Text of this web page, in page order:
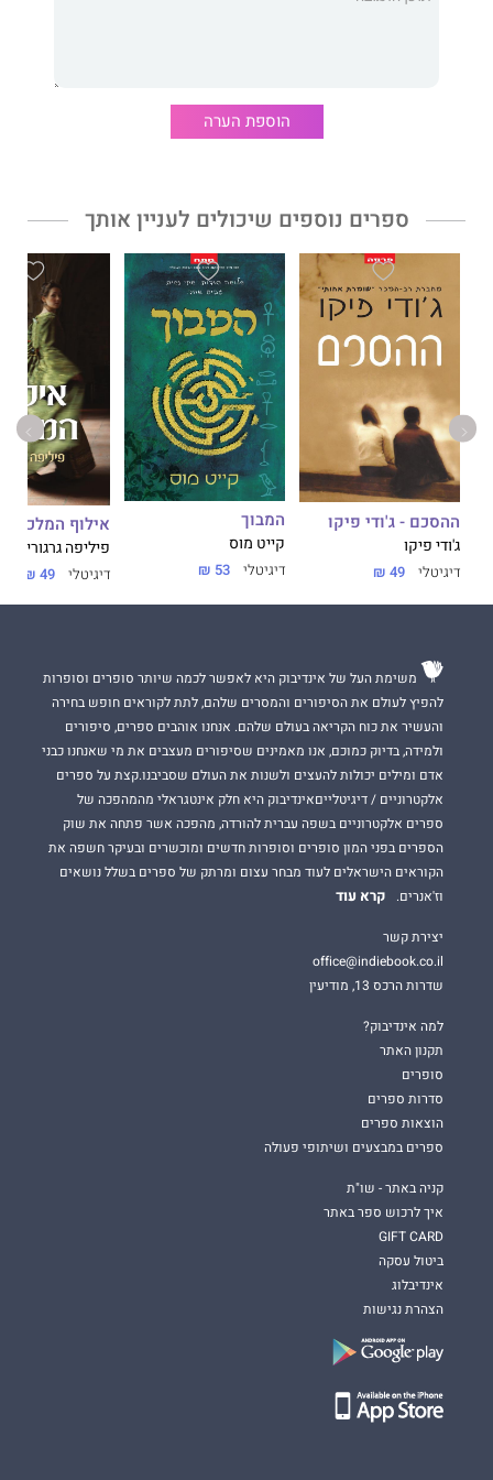
נישואיה לדוכס מגלוֹסטֵר, אבל בחירתה תוביל אותה במסלול התנגשות
למדה היסטוריה באוניברסיטת סָאסֶקס ואת הדוקטורט שלה קיבלה
מאוניברסיטת אדינבורו, הייתה בין מקימי פרס אורנג'. אתם מוזמנים
www.PhilippaGregory.com
הוספת הערה
ספרים נוספים שיכולים לעניין אותך
ההסכם - ג'ודי פיקו
ג'ודי פיקו
דיגיטלי 49 ₪
המבוך
קייט מוס
דיגיטלי 53 ₪
אילוף המלכה
פיליפה גרגורי
דיגיטלי 49 ₪
משימת העל של אינדיבוק היא לאפשר לכמה שיותר סופרים וסופרות
להפיץ לעולם את הסיפורים והמסרים שלהם, לתת לקוראים חופש בחירה
והעשיר את כוח הקריאה בעולם שלהם. אנחנו אוהבים ספרים, סיפורים
ולמידה, בדיוק כמוכם, אנו מאמינים שסיפורים מעצבים את מי שאנחנו כבני
אדם ומילים יכולות להעצים ולשנות את העולם שסביבנו.קצת על ספרים
אלקטרוניים / דיגיטלייםאינדיבוק היא חלק אינטגראלי מהמהפכה של
ספרים אלקטרוניים בשפה עברית להורדה, מהפכה אשר פתחה את שוק
הספרים בפני המון סופרים וסופרות חדשים ומוכשרים ובעיקר חשפה את
הקוראים הישראלים לעוד מבחר עצום ומרתק של ספרים בשלל נושאים
וז'אנרים.
קרא עוד
יצירת קשר
office@indiebook.co.il
שדרות הרכס 13, מודיעין
למה אינדיבוק?
תקנון האתר
סופרים
סדרות ספרים
הוצאות ספרים
ספרים במבצעים ושיתופי פעולה
קניה באתר - שו"ת
איך לרכוש ספר באתר
GIFT CARD
ביטול עסקה
אינדיבלוג
הצהרת נגישות